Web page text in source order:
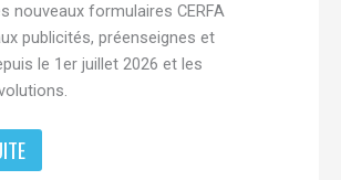
nouveaux formulaires CERFA
publicités, préenseignes et
le 1er juillet 2026 et les